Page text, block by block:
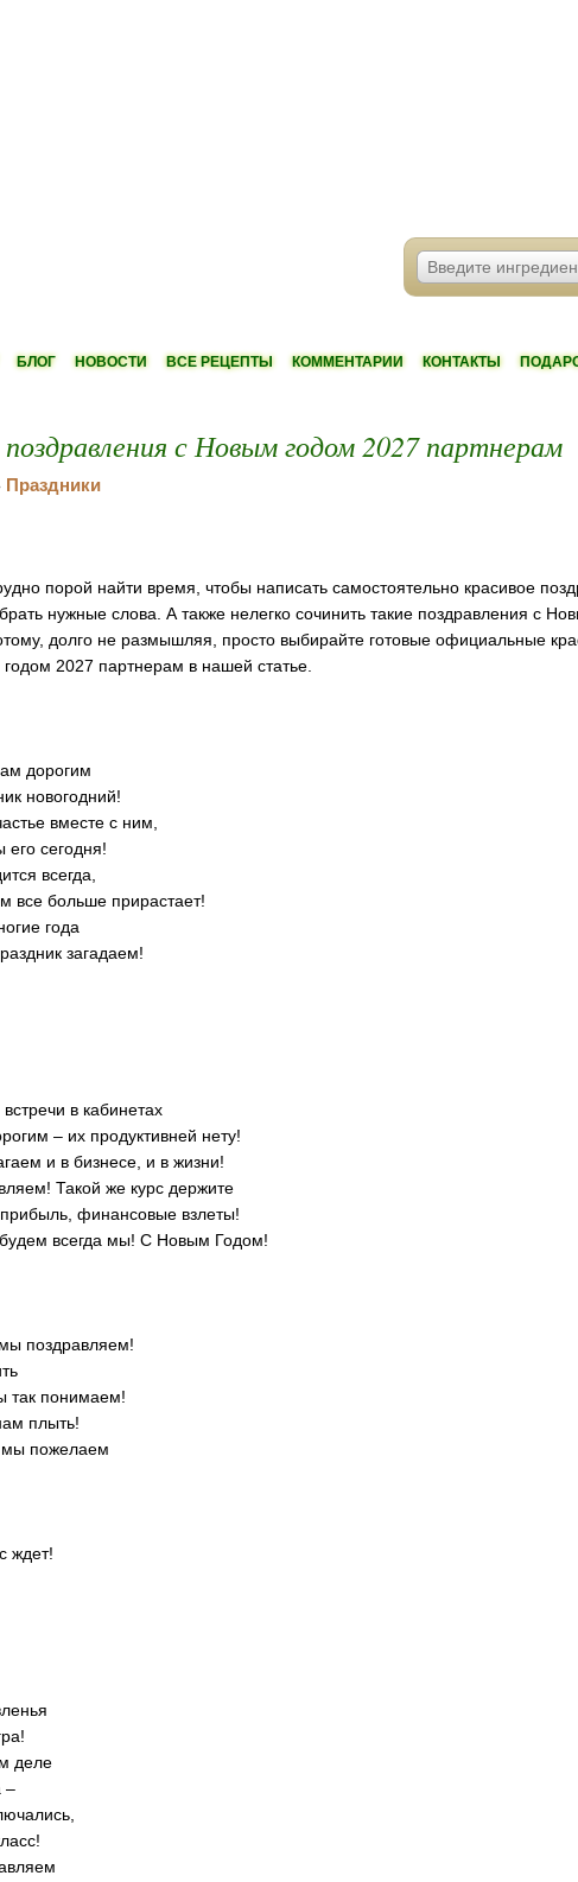
БЛОГ НОВОСТИ ВСЕ РЕЦЕПТЫ КОММЕНТАРИИ КОНТАКТЫ
с Новым годом 2027 партнерам
Праздники
порой найти время, чтобы написать самостоятельно красивое
нужные слова. А также нелегко сочинить такие поздравления с
долго не размышляя, просто выбирайте готовые официальные
2027 партнерам в нашей статье.
дорогим
новогодний!
вместе с ним,
сегодня!
всегда,
все больше прирастает!
года
загадаем!
в кабинетах
– их продуктивней нету!
и в бизнесе, и в жизни!
Такой же курс держите
финансовые взлеты!
всегда мы! С Новым Годом!
поздравляем!
так понимаем!
плыть!
мы пожелаем
ждет!
деле
–